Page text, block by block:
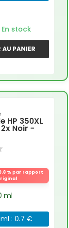
En stock
PANIER
HP 350XL
2x Noir -
% par rapport
ml
: 0.7 €